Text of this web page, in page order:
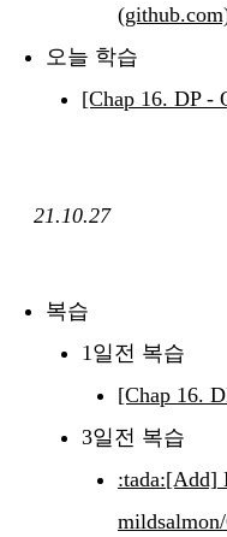
오늘 학습
[Chap 16. DP -
21.10.27
복습
1일전 복습
[Chap 16.
3일전 복습
:tada:[Add]